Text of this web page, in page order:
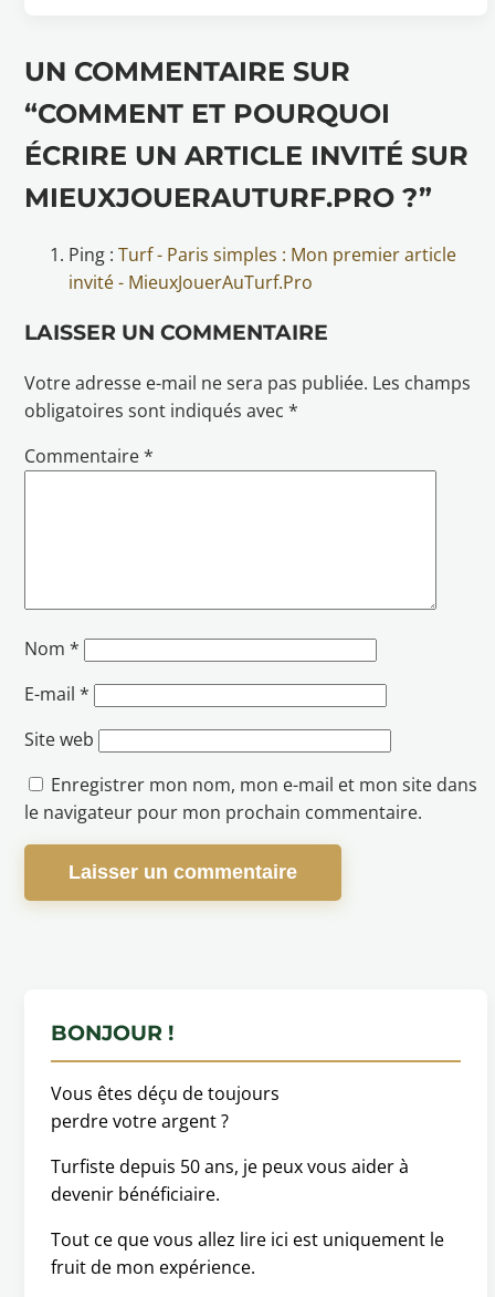
UN COMMENTAIRE SUR
“COMMENT ET POURQUOI
ÉCRIRE UN ARTICLE INVITÉ SUR
MIEUXJOUERAUTURF.PRO ?”
Ping :Turf - Paris simples : Mon premier article
invité - MieuxJouerAuTurf.Pro
LAISSER UN COMMENTAIRE
Votre adresse e-mail ne sera pas publiée. Les champs
obligatoires sont indiqués avec*
Commentaire*
Nom*
E-mail*
Site web
Enregistrer mon nom, mon e-mail et mon site dans
le navigateur pour mon prochain commentaire.
BONJOUR !
Vous êtes déçu de toujours
perdre votre argent ?
Turfiste depuis 50 ans, je peux vous aider à
devenir bénéficiaire.
Tout ce que vous allez lire ici est uniquement le
fruit de mon expérience.